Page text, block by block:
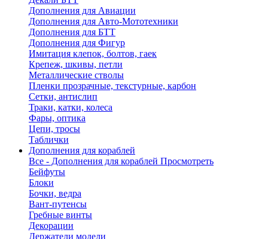
Дополнения для Авиации
Дополнения для Авто-Мототехники
Дополнения для БТТ
Дополнения для Фигур
Имитация клепок, болтов, гаек
Крепеж, шкивы, петли
Металлические стволы
Пленки прозрачные, текстурные, карбон
Сетки, антислип
Траки, катки, колеса
Фары, оптика
Цепи, тросы
Таблички
Дополнения для кораблей
Все - Дополнения для кораблей Просмотреть
Бейфуты
Блоки
Бочки, ведра
Вант-путенсы
Гребные винты
Декорации
Держатели модели